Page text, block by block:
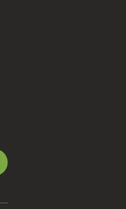
et
petite
la
a pas
et qu’il
nous a
mais ce